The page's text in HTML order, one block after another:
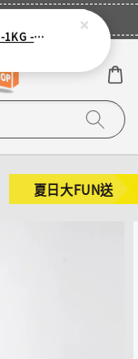
夏日大FUN送
【ROYALPRO】全分離乳清蛋白-1KG -多口味任選｜可加購湯匙